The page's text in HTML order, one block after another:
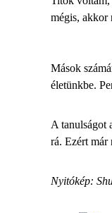
mégis, akkor
Mások
életünkbe.
A tanulságot
rá. Ezért
Nyitókép: